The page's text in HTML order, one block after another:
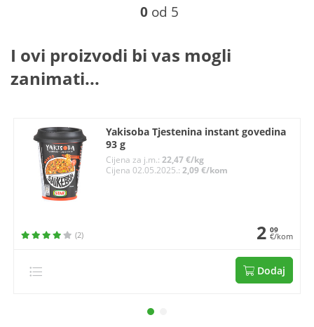
0 od 5
I ovi proizvodi bi vas mogli
zanimati...
Yakisoba Tjestenina instant govedina
93 g
Cijena za j.m.: 22,47 €/kg
Cijena 02.05.2025.: 2,09 €/kom
(2) 2 09
€/kom
Dodaj